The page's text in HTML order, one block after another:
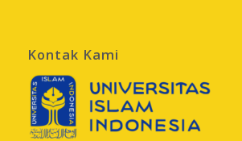
Kontak Kami